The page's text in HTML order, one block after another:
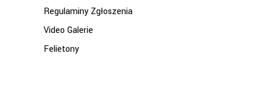
Regulaminy Zgłoszenia
Video Galerie
Felietony